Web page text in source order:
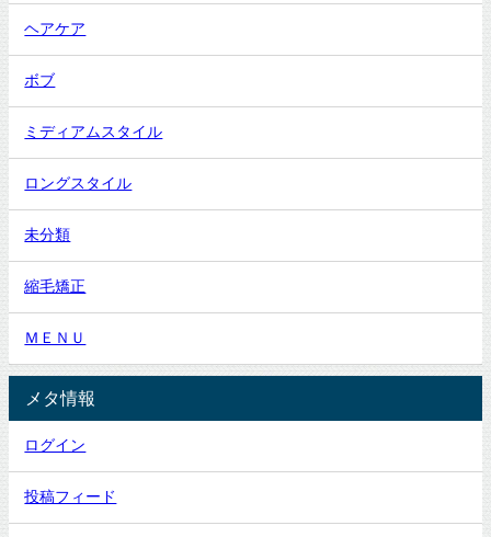
ヘアケア
ボブ
ミディアムスタイル
ロングスタイル
未分類
縮毛矯正
ＭＥＮＵ
メタ情報
ログイン
投稿フィード